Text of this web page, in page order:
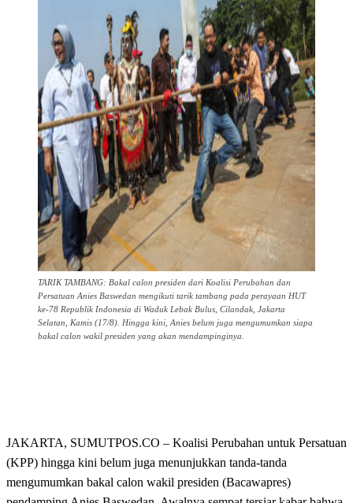
TARIK TAMBANG: Bakal calon presiden dari Koalisi Perubahan dan
Persatuan Anies Baswedan mengikuti tarik tambang pada perayaan HUT
ke-78 Republik Indonesia di Waduk Lebak Bulus, Cilandak, Jakarta
Selatan, Kamis (17/8). Hingga kini, Anies belum juga mengumumkan siapa
bakal calon wakil presiden yang akan mendampinginya.
JAKARTA, SUMUTPOS.CO – Koalisi Perubahan untuk Persatuan
(KPP) hingga kini belum juga menunjukkan tanda-tanda
mengumumkan bakal calon wakil presiden (Bacawapres)